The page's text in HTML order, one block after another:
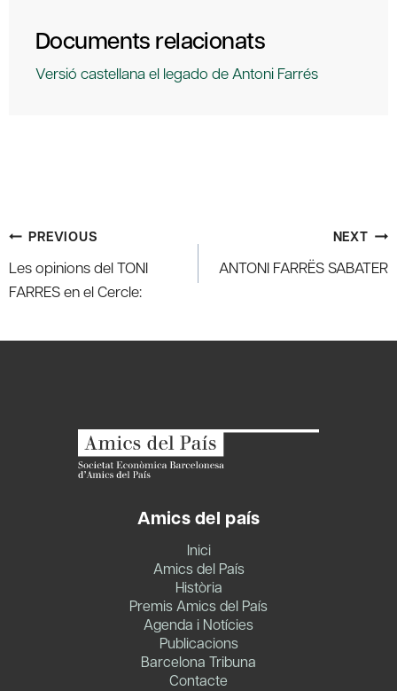
Documents relacionats
Versió castellana el legado de Antoni Farrés
Post
navigation
PREVIOUS
Les opinions del TONI
FARRES en el Cercle:
NEXT
ANTONI FARRËS SABATER
Amics del país
Inici
Amics del País
Història
Premis Amics del País
Agenda i Notícies
Publicacions
Barcelona Tribuna
Contacte